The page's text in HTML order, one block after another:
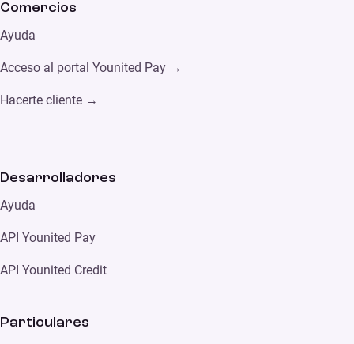
Comercios
Ayuda
Acceso al portal Younited Pay →
Hacerte cliente →
Desarrolladores
Ayuda
API Younited Pay
API Younited Credit
Particulares